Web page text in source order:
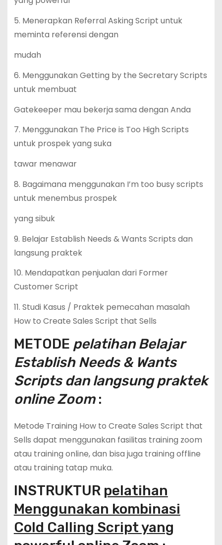
5. Menerapkan Referral Asking Script untuk
meminta referensi dengan
mudah
6. Menggunakan Getting by the Secretary Scripts
untuk membuat
Gatekeeper mau bekerja sama dengan Anda
7. Menggunakan The Price is Too High Scripts
untuk prospek yang suka
tawar menawar
8. Bagaimana menggunakan I’m too busy scripts
untuk menembus prospek
yang sibuk
9. Belajar Establish Needs & Wants Scripts dan
langsung praktek
10. Mendapatkan penjualan dari Former
Customer Script
11. Studi Kasus / Praktek pemecahan masalah
How to Create Sales Script that Sells
METODE pelatihan Belajar
Establish Needs & Wants
Scripts dan langsung praktek
online Zoom:
Metode Training How to Create Sales Script that
Sells dapat menggunakan fasilitas training zoom
atau training online, dan bisa juga training offline
atau training tatap muka.
INSTRUKTUR pelatihan
Menggunakan kombinasi
Cold Calling Script yang